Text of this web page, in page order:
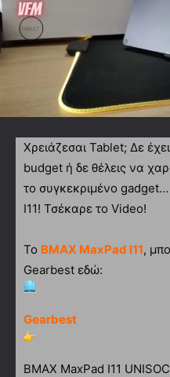
Χρειάζεσαι Tablet; Δε
budget ή δε θέλεις να
το συγκεκριμένο
I11! Τσέκαρε το Video!
Το BMAX MaxPad I11,
Gearbest εδώ:
Gearbest
BMAX MaxPad I11